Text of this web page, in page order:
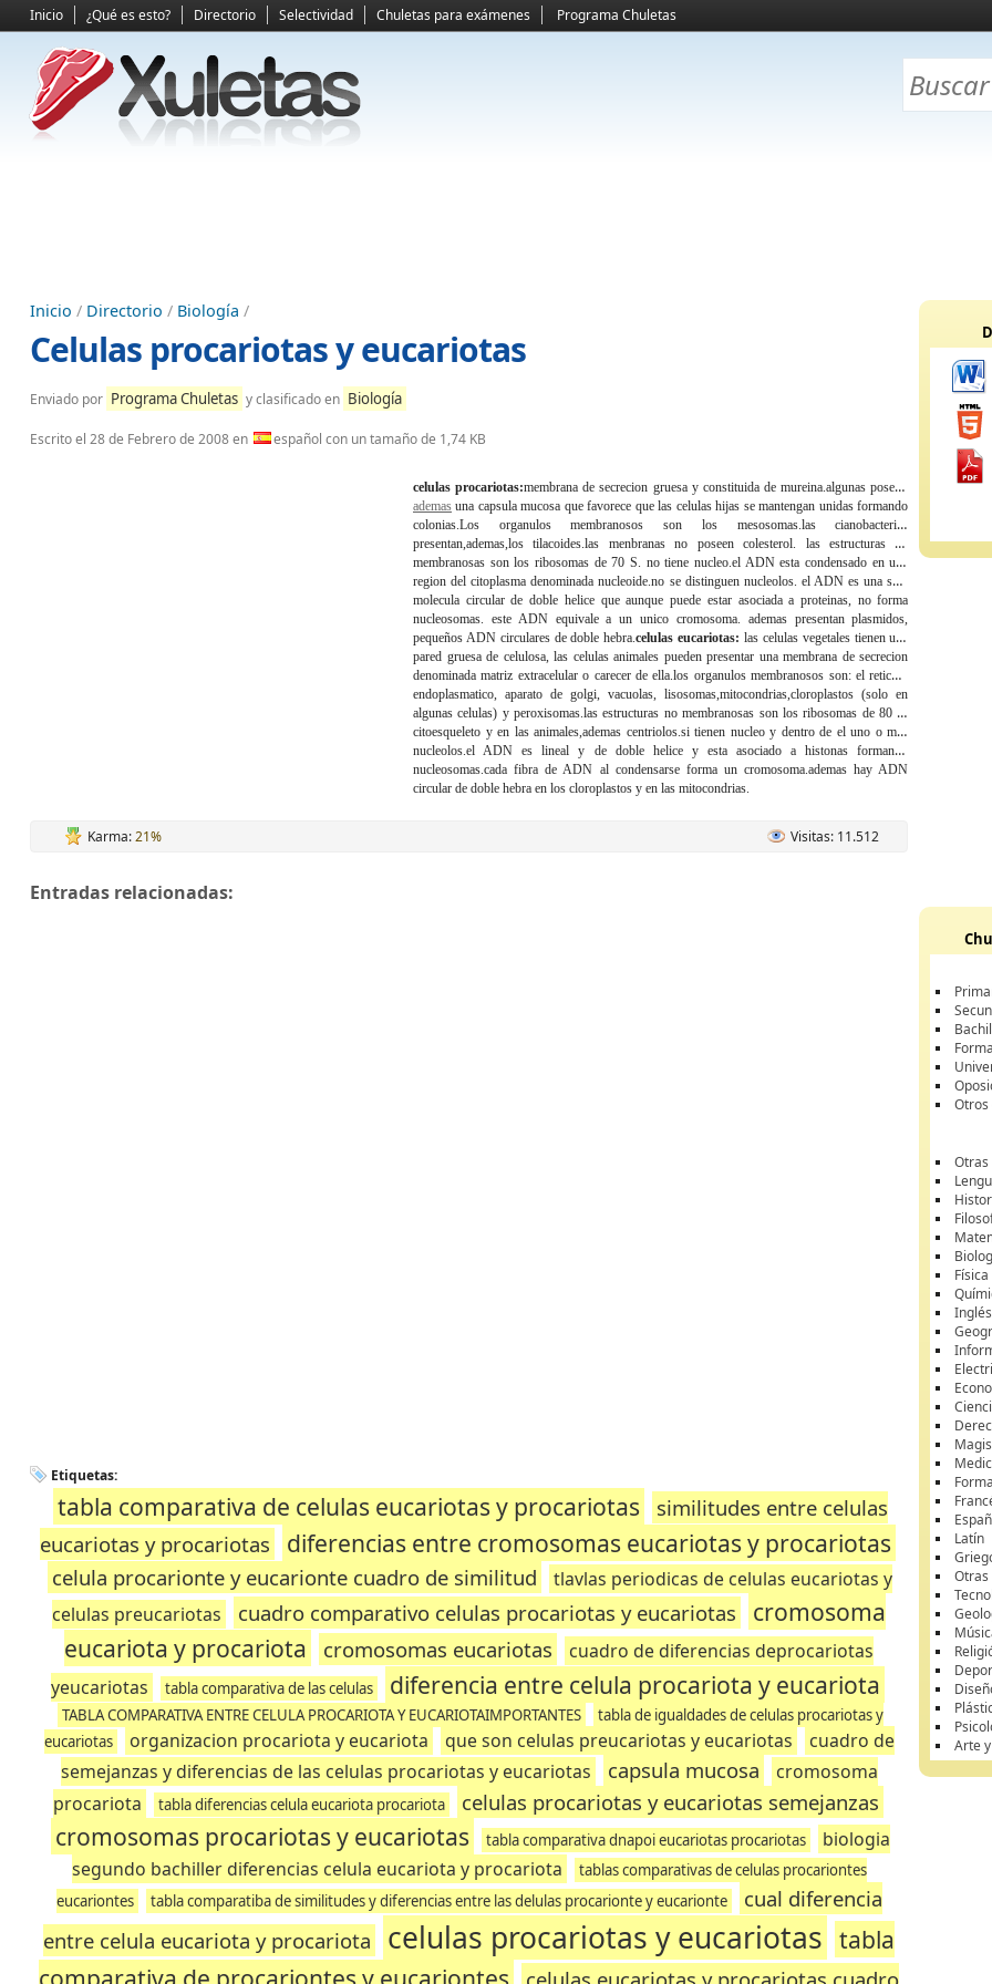
Inicio ¿Qué es esto? Directorio Selectividad Chuletas para exámenes Programa Chuletas
Inicio / Directorio / Biología /
Celulas procariotas y eucariotas
Enviado por Programa Chuletas y clasificado en Biología
Escrito el 28 de Febrero de 2008en español con un tamaño de 1,74 KB
celulas procariotas:membrana de secrecion gruesa y constituida de mureina.algunas posenn
ademas una capsula mucosa que favorece que las celulas hijas se mantengan unidas formando
colonias.Los organulosmembranosos son los mesosomas.las cianobacterias
presentan,ademas,los tilacoides.las menbranas no poseen colesterol. las estructurasno
membranosas son los ribosomas de 70 S. no tienenucleo.el ADN esta condensado en una
region del citoplasma denominada nucleoide.no se distinguen nucleolos. el ADN es una sola
molecula circular de doble helice que aunque puede estar asociada a proteinas, no forma
nucleosomas. este ADN equivale a un unico cromosoma. ademas presentan plasmidos,
pequeños ADN circulares de doble hebra.celulas eucariotas: las celulas vegetales tienen una
pared gruesa de celulosa, las celulas animales pueden presentar una membrana de secrecion
denominada matriz extracelular o carecer de ella.los organulosmembranosos son: el reticulo
endoplasmatico, aparato de golgi, vacuolas, lisosomas,mitocondrias,cloroplastos (solo en
algunas celulas) y peroxisomas.las estructuras no membranosas son los ribosomas de 80 S,
citoesqueleto y en las animales,ademas centriolos.si tienen nucleo y dentro de el uno o mas
nucleolos.el ADN es lineal y de doble helice y esta asociado a histonas formando
nucleosomas.cada fibra de ADN al condensarse forma un cromosoma.ademas hay ADN
circular de doble hebra en los cloroplastos y en las mitocondrias.
Karma:21% Visitas: 11.512
Entradas relacionadas:
Etiquetas:
tabla comparativa de celulas eucariotas y procariotas
similitudes entre celulas
eucariotas y procariotas
diferencias entre cromosomas eucariotas y procariotas
celula procarionte y eucarionte cuadro de similitud
tlavlas periodicas de celulas eucariotas y
celulas preucariotas
cuadro comparativo celulas procariotas y eucariotas
cromosoma
eucariota y procariota
cromosomas eucariotas
cuadro de diferencias deprocariotas
yeucariotas
tabla comparativa de las celulas diferencia entre celula procariota y eucariota
TABLA COMPARATIVA ENTRE CELULA PROCARIOTA Y EUCARIOTAIMPORTANTES
tabla de igualdades de celulas procariotas y
eucariotas
organizacion procariota y eucariota que son celulas preucariotas y eucariotas
cuadro de
semejanzas y diferencias de las celulas procariotas y eucariotas
capsula mucosa
cromosoma
procariota
tabla diferencias celula eucariota procariota celulas procariotas y eucariotas semejanzas
cromosomas procariotas y eucariotas tabla comparativa dnapoi eucariotas procariotas
biologia
segundo bachiller diferencias celula eucariota y procariota
tablas comparativas de celulas procariontes
eucariontes
tabla comparatiba de similitudes y diferencias entre las delulas procarionte y eucarionte
cual diferencia
entre celula eucariota y procariota
celulas procariotas y eucariotas tabla
Otros
Física
Inglés
Latín
Arte